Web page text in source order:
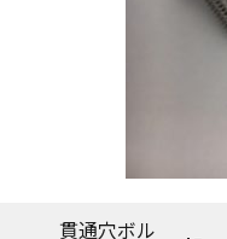
貫通穴ボル